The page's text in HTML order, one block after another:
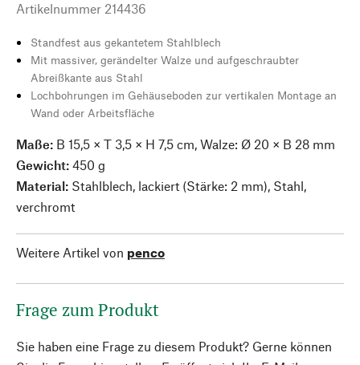
Artikelnummer 214436
Standfest aus gekantetem Stahlblech
Mit massiver, gerändelter Walze und aufgeschraubter
Abreißkante aus Stahl
Lochbohrungen im Gehäuseboden zur vertikalen Montage an
Wand oder Arbeitsfläche
Maße: B 15,5 × T 3,5 × H 7,5 cm, Walze: Ø 20 × B 28 mm
Gewicht: 450 g
Material: Stahlblech, lackiert (Stärke: 2 mm), Stahl,
verchromt
Weitere Artikel von penco
Frage zum Produkt
Sie haben eine Frage zu diesem Produkt? Gerne können